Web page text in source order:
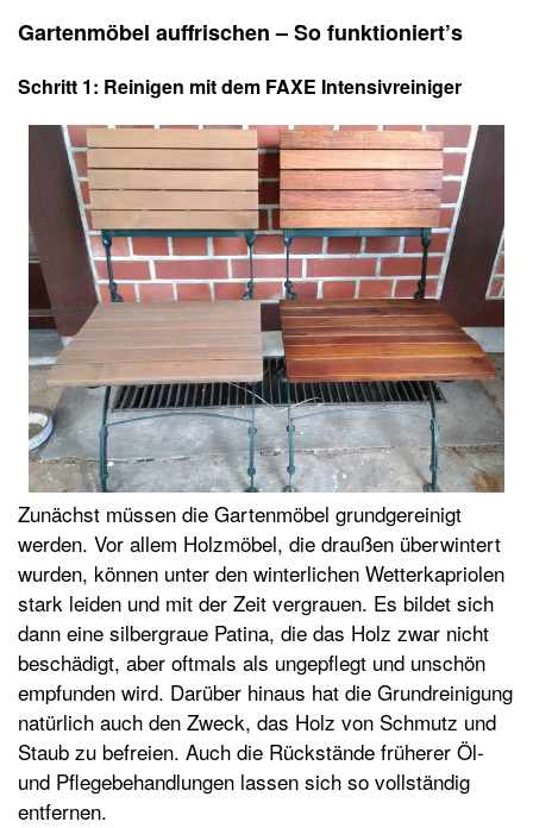
Gartenmöbel auffrischen – So funktioniert’s
Schritt 1: Reinigen mit dem FAXE Intensivreiniger
Zunächst müssen die Gartenmöbel grundgereinigt
werden. Vor allem Holzmöbel, die draußen überwintert
wurden, können unter den winterlichen Wetterkapriolen
stark leiden und mit der Zeit vergrauen. Es bildet sich
dann eine silbergraue Patina, die das Holz zwar nicht
beschädigt, aber oftmals als ungepflegt und unschön
empfunden wird. Darüber hinaus hat die Grundreinigung
natürlich auch den Zweck, das Holz von Schmutz und
Staub zu befreien. Auch die Rückstände früherer Öl-
und Pflegebehandlungen lassen sich so vollständig
entfernen.